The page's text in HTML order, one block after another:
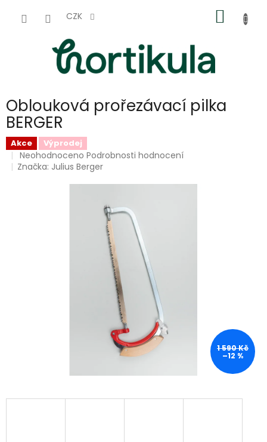
CZK
KOŠÍK
Oblouková prořezávací pilka
BERGER
Akce Výprodej
Průměrné
hodnocení
Neohodnoceno Podrobnosti hodnocení
Značka: Julius Berger
1 590 Kč
–12 %